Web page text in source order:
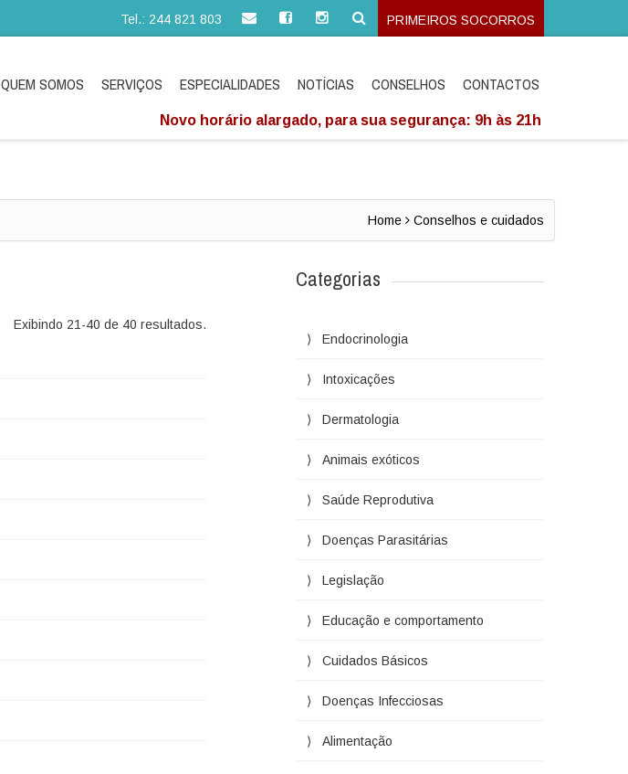
Tel.: 244 821 803 PRIMEIROS SOCORROS
QUEM SOMOS SERVIÇOS ESPECIALIDADES NOTÍCIAS CONSELHOS CONTACTOS
Novo horário alargado, para sua segurança: 9h às 21h
Home Conselhos e cuidados
Exibindo 21-40 de 40 resultados.
Categorias
Endocrinologia
Intoxicações
Dermatologia
Animais exóticos
Saúde Reprodutiva
Doenças Parasitárias
Legislação
Educação e comportamento
Cuidados Básicos
Doenças Infecciosas
Alimentação